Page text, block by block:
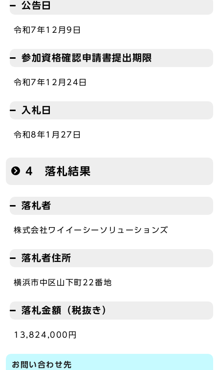
公告日
令和7年12月9日
参加資格確認申請書提出期限
令和7年12月24日
入札日
令和8年1月27日
4 落札結果
落札者
株式会社ワイイーシーソリューションズ
落札者住所
横浜市中区山下町22番地
落札金額（税抜き）
13,824,000円
お問い合わせ先